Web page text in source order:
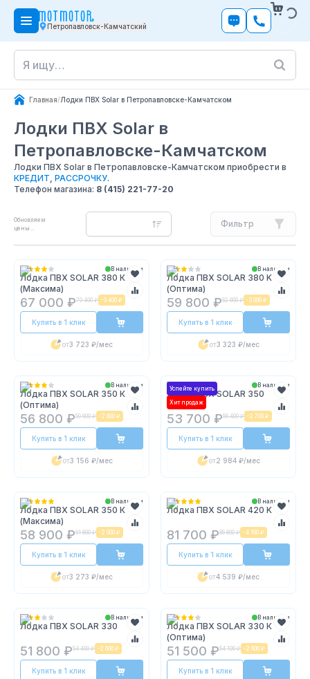
Петропавловск-Камчатский
Главная/Лодки ПВХ Solar в Петропавловске-Камчатском
Лодки ПВХ Solar в
Петропавловске-Камчатском
Лодки ПВХ Solar в Петропавловске-Камчатском приобрести в
КРЕДИТ, РАССРОЧКУ.
Телефон магазина: 8 (415) 221-77-20
Обновляем
цены...
Фильтр
В наличии
Лодка ПВХ SOLAR 380 К
(Максима)
67 000 ₽70 400 ₽ -3 400 ₽
Купить в 1 клик
от3 723 ₽/мес
В наличии
Лодка ПВХ SOLAR 380 K
(Оптима)
59 800 ₽62 800 ₽ -3 000 ₽
Купить в 1 клик
от3 323 ₽/мес
В наличии
Лодка ПВХ SOLAR 350 К
(Оптима)
56 800 ₽59 600 ₽ -2 800 ₽
Купить в 1 клик
от3 156 ₽/мес
Успейте купить
Хит продаж
В наличии
Лодка ПВХ SOLAR 350
53 700 ₽56 400 ₽ -2 700 ₽
Купить в 1 клик
от2 984 ₽/мес
В наличии
Лодка ПВХ SOLAR 350 К
(Максима)
58 900 ₽61 800 ₽ -2 900 ₽
Купить в 1 клик
от3 273 ₽/мес
В наличии
Лодка ПВХ SOLAR 420 K
81 700 ₽85 800 ₽ -4 100 ₽
Купить в 1 клик
от4 539 ₽/мес
В наличии
Лодка ПВХ SOLAR 330
51 800 ₽54 400 ₽ -2 600 ₽
Купить в 1 клик
В наличии
Лодка ПВХ SOLAR 330 К
(Оптима)
51 500 ₽54 100 ₽ -2 600 ₽
Купить в 1 клик